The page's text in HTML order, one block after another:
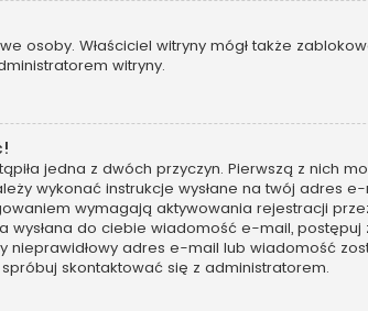
osoby. Właściciel witryny mógł także
witryny.
jedna z dwóch przyczyn. Pierwszą z nich
wykonać instrukcje wysłane na twój adres
wymagają aktywowania rejestracji
wysłana do ciebie wiadomość e-mail,
adres e-mail lub wiadomość
skontaktować się z administratorem.